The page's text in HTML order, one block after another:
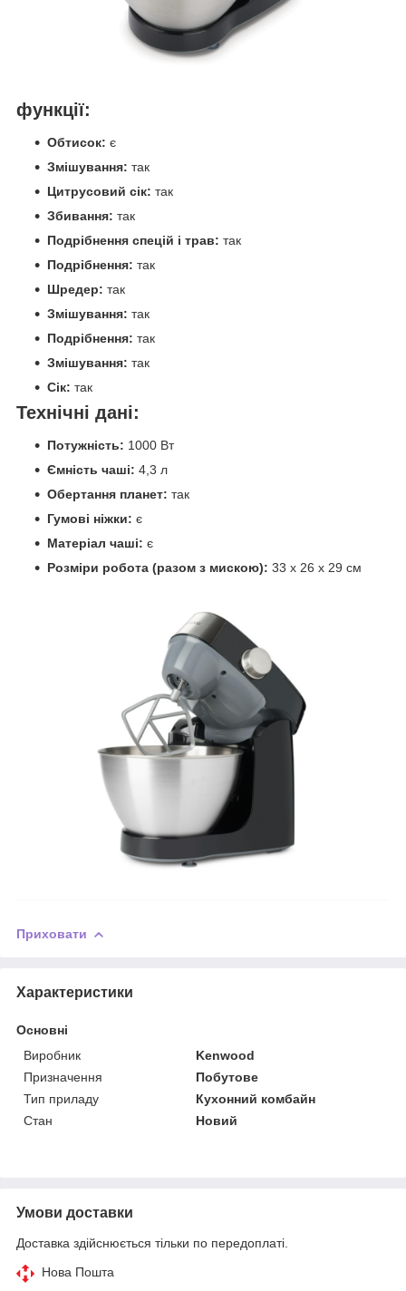
функції:
Обтисок: є
Змішування: так
Цитрусовий сік: так
Збивання: так
Подрібнення спецій і трав: так
Подрібнення: так
Шредер: так
Змішування: так
Подрібнення: так
Змішування: так
Сік: так
Технічні дані:
Потужність: 1000 Вт
Ємність чаші: 4,3 л
Обертання планет: так
Гумові ніжки: є
Матеріал чаші: є
Розміри робота (разом з мискою): 33 х 26 х 29 см
Приховати
Характеристики
Основні
Виробник
Kenwood
Призначення
Побутове
Тип приладу
Кухонний комбайн
Стан
Новий
Умови доставки
Доставка здійснюється тільки по передоплаті.
Нова Пошта